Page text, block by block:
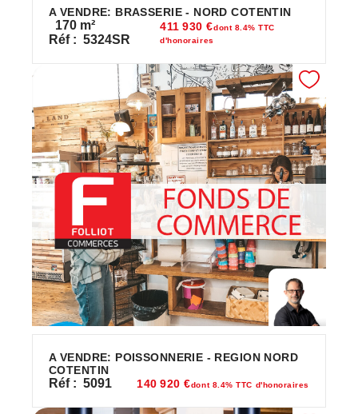
A VENDRE: BRASSERIE - NORD COTENTIN
170 m²
Réf : 5324SR
411 930 €dont 8.4% TTC
d'honoraires
A VENDRE: POISSONNERIE - REGION NORD
COTENTIN
Réf : 5091 140 920 €dont 8.4% TTC d'honoraires